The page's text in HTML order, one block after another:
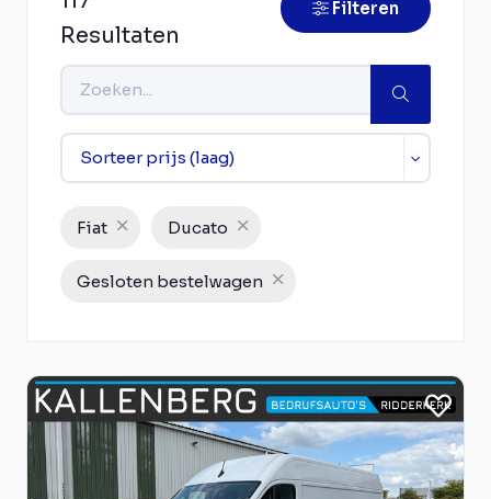
Resultaten
Filteren
Fiat Ducato
Gesloten bestelwagen